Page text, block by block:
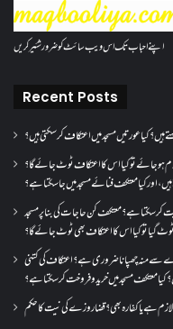
اپنے احباب تک اس ویب سائٹ کو ضرور شئیر کریں
Recent Posts
عورتیں مسجد میں اعتکاف کر سکتی ہیں؟
ہو جائے تو کیا اس کا اعتکاف ٹوٹ جائے گا؟
، اور کیا معتکف فنائے مسجد میں جا سکتا ہے؟
سکتا ہے؟معتکف کن حاجات کی بنا پر مسجد
گیا تو کیا اس کا اعتکاف بھی ٹوٹ جائے گا؟
سے منہ چھپانا ضروری ہے؟اعتکاف کی کتنی
معتکف مسجد میں خرید و فروخت کر سکتا ہے؟
ہے یا کفارہ بھی؟ قضا روزے کی نیت کا حکم